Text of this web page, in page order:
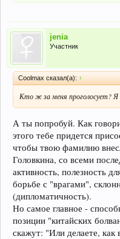
jenia
Участник
Coolmax сказал(а): ↑
Кто ж за меня проголосует? Я
А ты попробуй. Как
этого тебе придется
чтобы твою фамилию
Головкина, со всеми
активность, полезность
борьбе с "врагами",
(дипломатичность).
Но самое главное -
позиции "китайских
скажут: "Или делаете, как